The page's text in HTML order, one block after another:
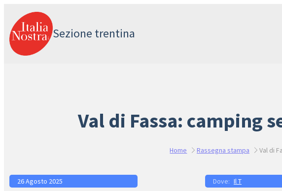
al
contenuto
Sezione trentina
Val di Fassa: camping
Home Rassegna stampa Val di
26 Agosto 2025 Il T